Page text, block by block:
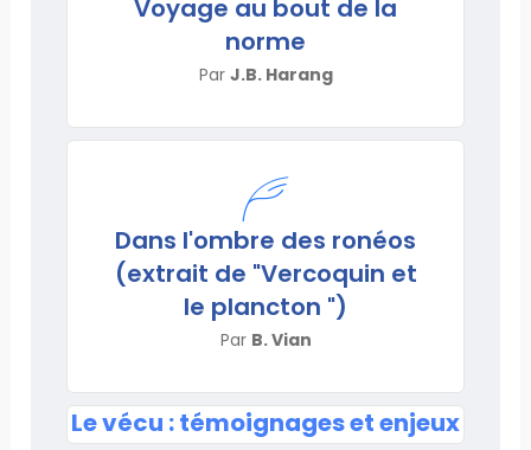
Voyage au bout de la
norme
Par J.B. Harang
Dans l'ombre des ronéos
(extrait de "Vercoquin et
le plancton ")
Par B. Vian
Le vécu : témoignages et enjeux